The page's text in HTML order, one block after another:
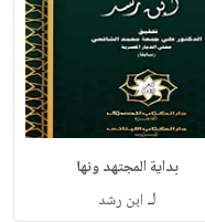
بداية المجتهد ونها
لـ ابن رشد